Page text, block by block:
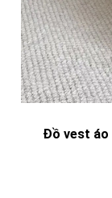
Đồ vest áo